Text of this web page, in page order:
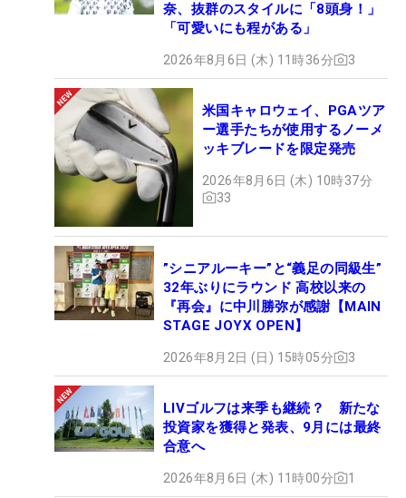
奈、抜群のスタイルに「8頭身！」
「可愛いにも程がある」
2026年8月6日 (木) 11時36分 3
米国キャロウェイ、PGAツア
ー選手たちが使用するノーメ
ッキブレードを限定発売
2026年8月6日 (木) 10時37分
33
”シニアルーキー”と“義足の同級生”
32年ぶりにラウンド 高校以来の
『再会』に中川勝弥が感謝【MAIN
STAGE JOYX OPEN】
2026年8月2日 (日) 15時05分 3
LIVゴルフは来季も継続？ 新たな
投資家を獲得と発表、9月には最終
合意へ
2026年8月6日 (木) 11時00分 1